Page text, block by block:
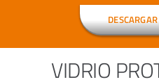
VIDRIO